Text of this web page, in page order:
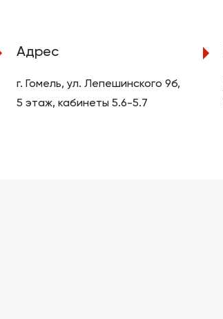
Адрес
г. Гомель, ул. Лепешинского 9б,
5 этаж, кабинеты 5.6-5.7